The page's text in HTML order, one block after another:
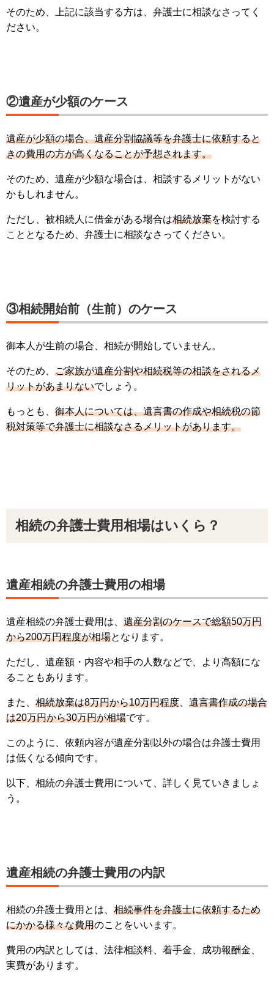
そのため、上記に該当する方は、弁護士に相談なさってく
ださい。
②遺産が少額のケース
遺産が少額の場合、遺産分割協議等を弁護士に依頼すると
きの費用の方が高くなることが予想されます。
そのため、遺産が少額な場合は、相談するメリットがない
かもしれません。
ただし、被相続人に借金がある場合は相続放棄を検討する
こととなるため、弁護士に相談なさってください。
③相続開始前（生前）のケース
御本人が生前の場合、相続が開始していません。
そのため、 ご家族が遺産分割や相続税等の相談をされるメ
リットがあまりないでしょう。
もっとも、 御本人については、遺言書の作成や相続税の節
税対策等で弁護士に相談なさるメリットがあります。
相続の弁護士費用相場はいくら？
遺産相続の弁護士費用の相場
遺産相続の弁護士費用は、 遺産分割のケースで総額50万円
から200万円程度が相場となります。
ただし、遺産額・内容や相手の人数などで、より高額にな
ることもあります。
また、 相続放棄は8万円から10万円程度
遺言書作成の場合
は20万円から30万円が相場です。
このように、依頼内容が遺産分割以外の場合は弁護士費用
は低くなる傾向です。
以下、相続の弁護士費用について、詳しく見ていきましょ
う。
遺産相続の弁護士費用の内訳
相続の弁護士費用とは、 相続事件を弁護士に依頼するため
にかかる様々な費用のことをいいます。
費用の内訳としては、法律相談料、着手金、成功報酬金、
実費があります。